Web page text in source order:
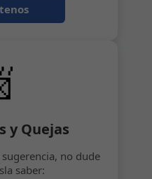
y Quejas
no dude
saber: